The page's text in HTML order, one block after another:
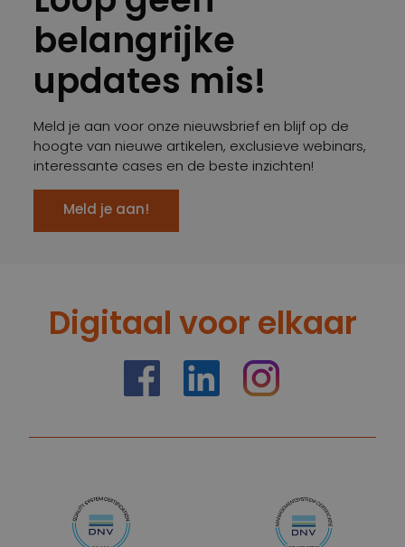
belangrijke
updates mis!
Meld je aan voor onze nieuwsbrief en blijf op de
hoogte van nieuwe artikelen, exclusieve webinars,
interessante cases en de beste inzichten!
Meld je aan!
Digitaal voor elkaar